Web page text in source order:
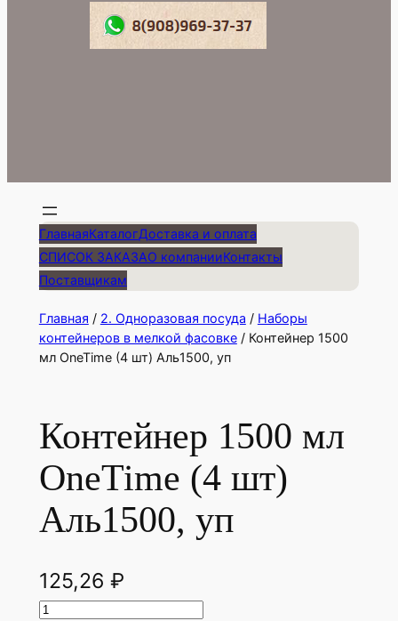
ГлавнаяКаталогДоставка и оплата
СПИСОК ЗАКАЗАО компанииКонтакты
Поставщикам
Главная / 2. Одноразовая посуда / Наборы
контейнеров в мелкой фасовке/ Контейнер 1500
мл OneTime (4 шт) Аль1500, уп
Контейнер 1500 мл
OneTime (4 шт)
Аль1500, уп
125,26 ₽
К